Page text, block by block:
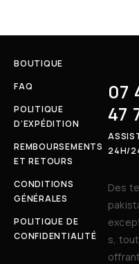
BOUTIQUE
FAQ
POLITIQUE
D’EXPÉDITION
REMBOURSEMENTS
ET RETOURS
CONDITIONS
GÉNÉRALES
POLITIQUE DE
CONFIDENTIALITÉ
07
47
24H/
Des
s,